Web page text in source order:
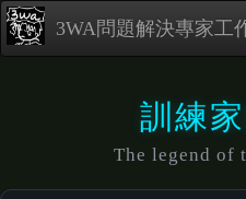
3WA問題解決專家工
訓練
The legend of